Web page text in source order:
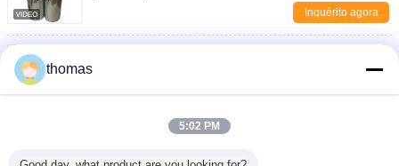
Inquérito agora
impressão alta da definição das latas de bebida de
A resistência de pressão em volta das bebidas de
alumínio 12oz magros pode
thomas
5:02 PM